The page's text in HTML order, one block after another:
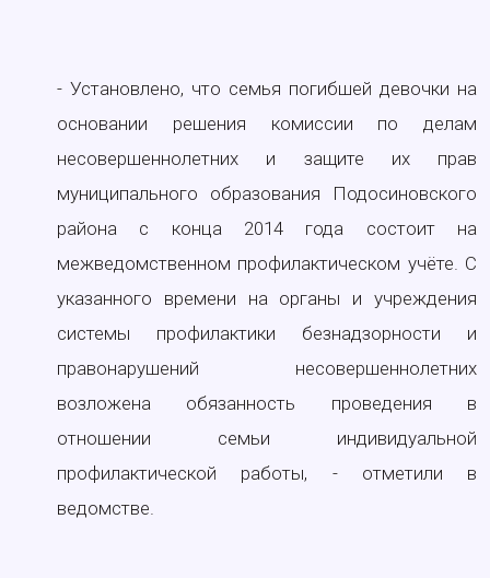
- Установлено, что семья погибшей девочки на
основании решения комиссии по делам
несовершеннолетних и защите их прав
муниципального образования Подосиновского
района с конца 2014 года состоит на
межведомственном профилактическом учёте. С
указанного времени на органы и учреждения
системы профилактики безнадзорности и
правонарушений несовершеннолетних
возложена обязанность проведения в
отношении семьи индивидуальной
профилактической работы, - отметили в
ведомстве.